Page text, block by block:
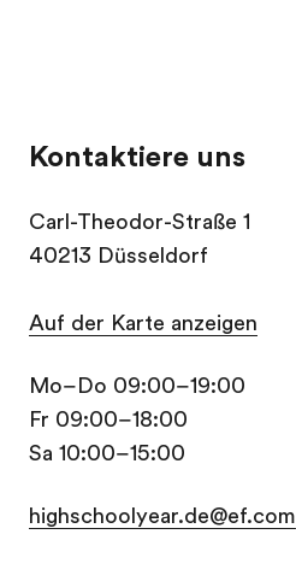
Kontaktiere uns
Carl-Theodor-Straße 1
40213 Düsseldorf
Auf der Karte anzeigen
Mo–Do 09:00–19:00
Fr 09:00–18:00
Sa 10:00–15:00
highschoolyear.de@ef.com